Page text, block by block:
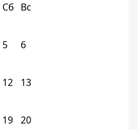
Сб Вс
5 6
12 13
19 20